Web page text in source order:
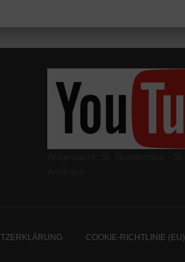
COOKIE-RICHTLINIE (EU)